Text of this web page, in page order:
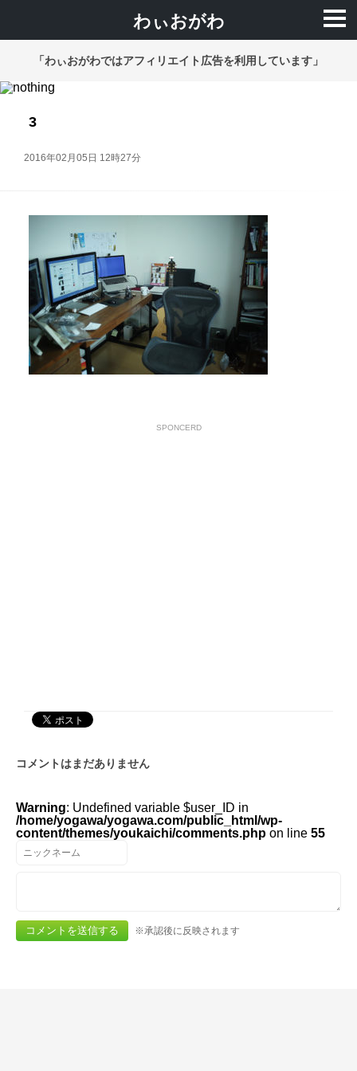
わぃおがわ
「わぃおがわではアフィリエイト広告を利用しています」
3
2016年02月05日 12時27分
SPONCERD
コメントはまだありません
Warning: Undefined variable $user_ID in
/home/yogawa/yogawa.com/public_html/wp-
content/themes/youkaichi/comments.php on line 55
※承認後に反映されます